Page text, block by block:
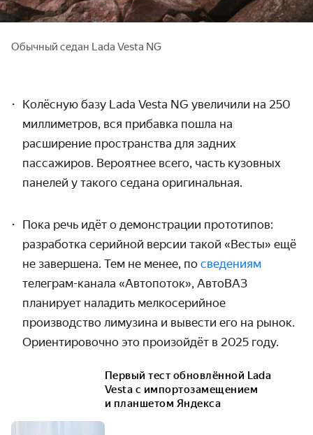
Обычный седан Lada Vesta NG
Колёсную базу Lada Vesta NG увеличили на 250
миллиметров, вся прибавка пошла на
расширение пространства для задних
пассажиров. Вероятнее всего, часть кузовных
панелей у такого седана оригинальная.
Пока речь идёт о демонстрации прототипов:
разработка серийной версии такой «Весты» ещё
не завершена. Тем не менее, по сведениям
телеграм-канала «Автопоток», АвтоВАЗ
планирует наладить мелкосерийное
производство лимузина и вывести его на рынок.
Ориентировочно это произойдёт в 2025 году.
Первый тест обновлённой Lada
Vesta с импортозамещением
и планшетом Яндекса